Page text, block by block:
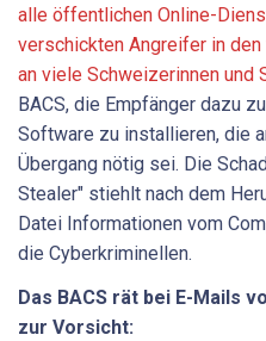
alle öffentlichen Online-
verschickten Angreifer in
an viele Schweizerinnen und
BACS, die Empfänger dazu
Software zu installieren, die
Übergang nötig sei. Die
Stealer" stiehlt nach dem
Datei Informationen vom
die Cyberkriminellen.
Das BACS rät bei E-Mails
zur Vorsicht: